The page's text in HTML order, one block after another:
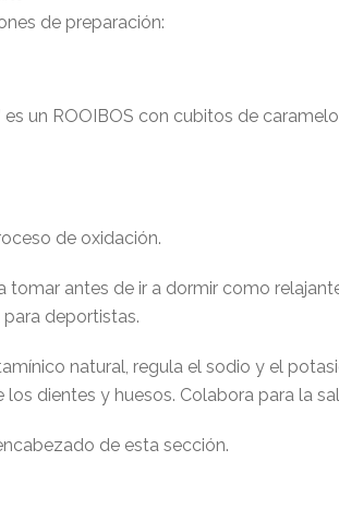
de preparación:
es un ROOIBOS con cubitos de
de oxidación.
tomar antes de ir a dormir como
deportistas.
natural, regula el sodio y el
dientes y huesos. Colabora para la
de esta sección.